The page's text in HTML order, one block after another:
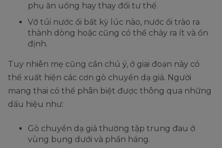
phụ ăn uống hay thay đổi tư thế.
Vỡ túi nước ối bất kỳ lúc nào, nước ổi trào ra
thành dòng hoặc cũng có thể chảy ra ít và ổn
định.
Tuy nhiên mẹ cũng cần chú ý, ở giai đoạn này có
thể xuất hiện các cơn gò chuyển dạ giả. Người
mang thai có thể phân biệt được thông qua những
dấu hiệu như:
Gò chuyển dạ giả thường tập trung đau ở
vùng bụng dưới và phần háng.